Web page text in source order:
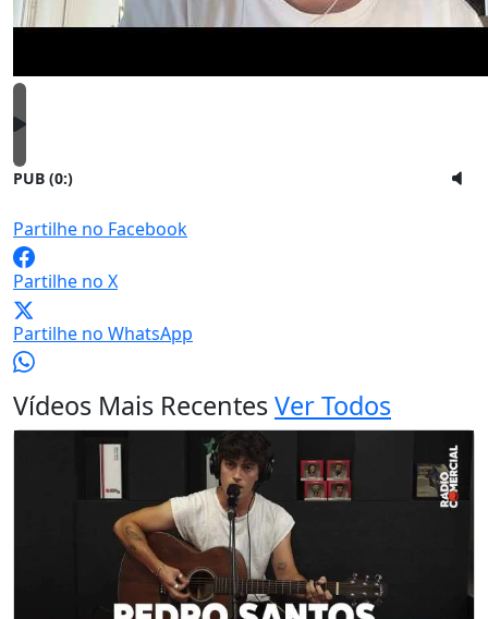
PUB (0:)
Partilhe no Facebook
Partilhe no X
Partilhe no WhatsApp
Vídeos Mais RecentesVer Todos